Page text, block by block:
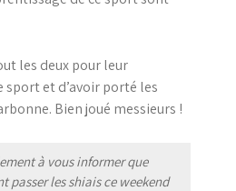
les deux pour leur
sport et d’avoir porté les
Bien joué messieurs !
à vous informer que
passer les shiais ce weekend